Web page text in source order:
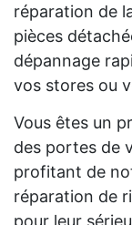
réparation de
pièces
dépannage
vos stores ou
Vous êtes un
des portes de
profitant de
réparation de
pour leur